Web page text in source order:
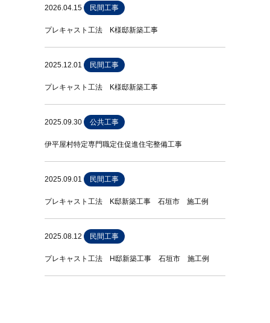
2026.04.15 民間工事
プレキャスト工法 K様邸新築工事
2025.12.01 民間工事
プレキャスト工法 K様邸新築工事
2025.09.30 公共工事
伊平屋村特定専門職定住促進住宅整備工事
2025.09.01 民間工事
プレキャスト工法 K邸新築工事 石垣市 施工例
2025.08.12 民間工事
プレキャスト工法 H邸新築工事 石垣市 施工例